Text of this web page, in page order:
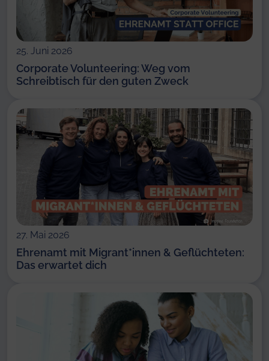
25. Juni 2026
Corporate Volunteering: Weg vom
Schreibtisch für den guten Zweck
27. Mai 2026
Ehrenamt mit Migrant*innen & Geflüchteten:
Das erwartet dich